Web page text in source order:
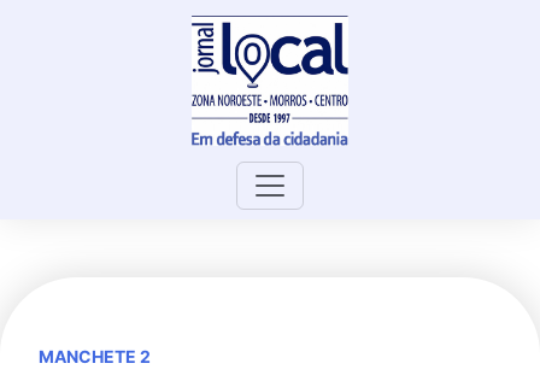
MANCHETE 2